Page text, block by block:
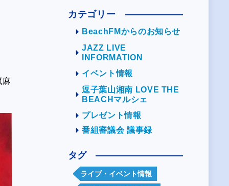
麻
カテゴリー
BeachFMからのお知らせ
JAZZ LIVE
INFORMATION
イベント情報
逗子葉山湘南 LOVE THE
BEACHマルシェ
プレゼント情報
番組審議会 議事録
タグ
ライブ・イベント情報